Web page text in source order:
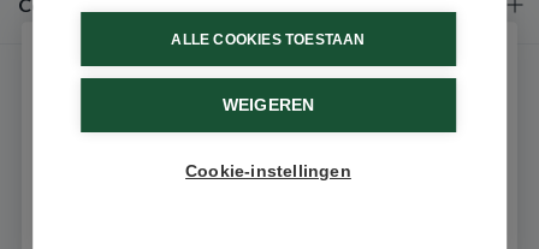
9.6 / 10 (531 beoordelingen)
ALLE COOKIES TOESTAAN
WEIGEREN
Cookie-instellingen
Schrijf je in voor onze nieuwsbrief
Ontvang als eerste de beste aanbiedingen en persoonlijk
advies